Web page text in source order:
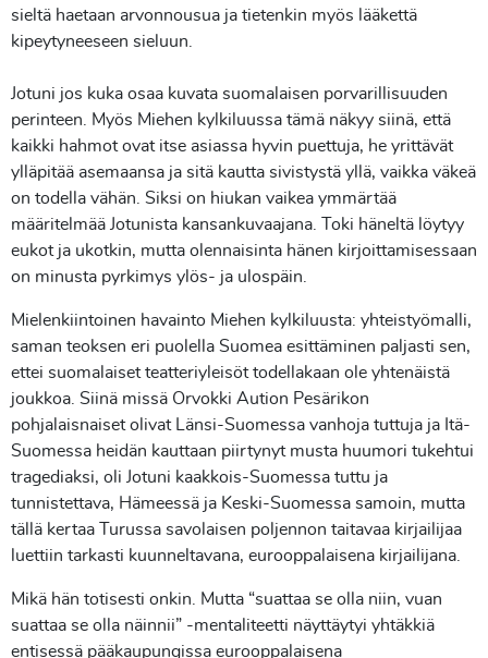
sieltä haetaan arvonnousua ja tietenkin myös lääkettä
kipeytyneeseen sieluun.
Jotuni jos kuka osaa kuvata suomalaisen porvarillisuuden
perinteen. Myös Miehen kylkiluussa tämä näkyy siinä, että
kaikki hahmot ovat itse asiassa hyvin puettuja, he yrittävät
ylläpitää asemaansa ja sitä kautta sivistystä yllä, vaikka väkeä
on todella vähän. Siksi on hiukan vaikea ymmärtää
määritelmää Jotunista kansankuvaajana. Toki häneltä löytyy
eukot ja ukotkin, mutta olennaisinta hänen kirjoittamisessaan
on minusta pyrkimys ylös- ja ulospäin.
Mielenkiintoinen havainto Miehen kylkiluusta: yhteistyömalli,
saman teoksen eri puolella Suomea esittäminen paljasti sen,
ettei suomalaiset teatteriyleisöt todellakaan ole yhtenäistä
joukkoa. Siinä missä Orvokki Aution Pesärikon
pohjalaisnaiset olivat Länsi-Suomessa vanhoja tuttuja ja Itä-
Suomessa heidän kauttaan piirtynyt musta huumori tukehtui
tragediaksi, oli Jotuni kaakkois-Suomessa tuttu ja
tunnistettava, Hämeessä ja Keski-Suomessa samoin, mutta
tällä kertaa Turussa savolaisen poljennon taitavaa kirjailijaa
luettiin tarkasti kuunneltavana, eurooppalaisena kirjailijana.
Mikä hän totisesti onkin. Mutta “suattaa se olla niin, vuan
suattaa se olla näinnii” -mentaliteetti näyttäytyi yhtäkkiä
entisessä pääkaupungissa eurooppalaisena